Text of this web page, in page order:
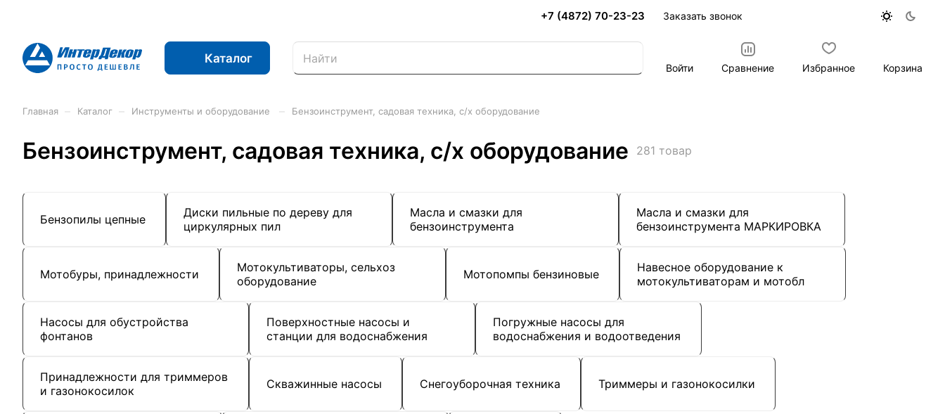
+7 (4872) 70-23-23 Заказать звонок
Каталог
Войти Сравнение Избранное Корзина
Главная Каталог Инструменты и оборудование Бензоинструмент, садовая техника, с/х оборудование
Бензоинструмент, садовая техника, с/х оборудование 281 товар
Бензопилы цепные
Диски пильные по дереву для
циркулярных пил
Масла и смазки для
бензоинструмента
Масла и смазки для
бензоинструмента МАРКИРОВКА
Мотобуры, принадлежности
Мотокультиваторы, сельхоз
оборудование
Мотопомпы бензиновые
Навесное оборудование к
мотокультиваторам и мотобл
Насосы для обустройства
фонтанов
Поверхностные насосы и
станции для водоснабжения
Погружные насосы для
водоснабжения и водоотведения
Принадлежности для триммеров
и газонокосилок
Скважинные насосы Снегоуборочная техника Триммеры и газонокосилки